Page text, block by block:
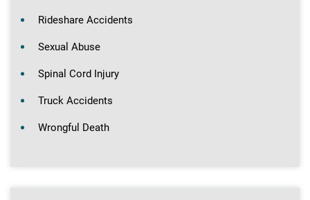
Rideshare Accidents
Sexual Abuse
Spinal Cord Injury
Truck Accidents
Wrongful Death